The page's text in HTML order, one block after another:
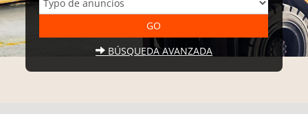
BÚSQUEDA AVANZADA